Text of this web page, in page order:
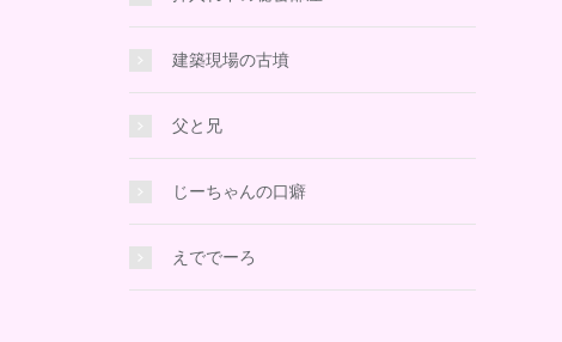
建築現場の古墳
父と兄
じーちゃんの口癖
えででーろ